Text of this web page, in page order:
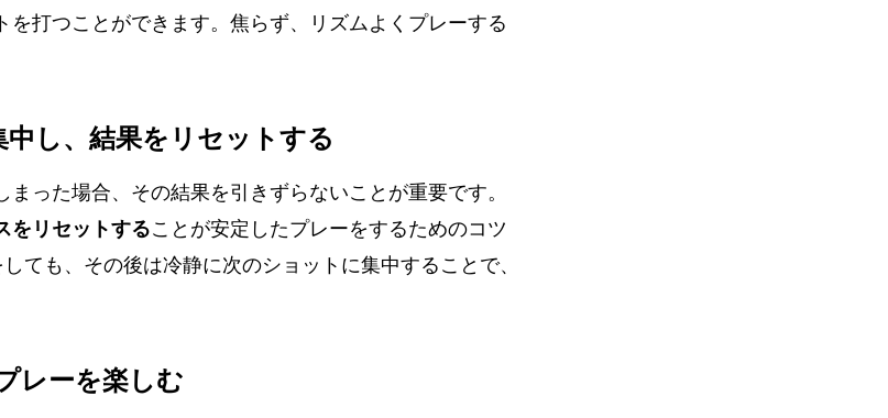
を打つことができます。焦らず、リズムよくプレーする
し、結果をリセットする
った場合、その結果を引きずらないことが重要です。
をリセットすることが安定したプレーをするためのコツ
ても、その後は冷静に次のショットに集中することで、
レーを楽しむ